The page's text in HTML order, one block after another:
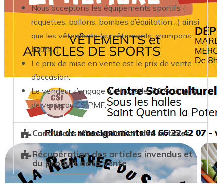
Nous acceptons les équipements sportifs (
raquettes, ballons, bombes d’équitation…) ainsi
que les vêtements (survêtements, crampons,
hauts…)
Le prix de mise en vente est le prix de vente
d’occasion.
Le vendeur s’engage à rétrocéder 50 % du prix
de vente au CSIPMF.
Conditions d’acceptation des articles
Récupération des articles invendus et
du produit de la vente